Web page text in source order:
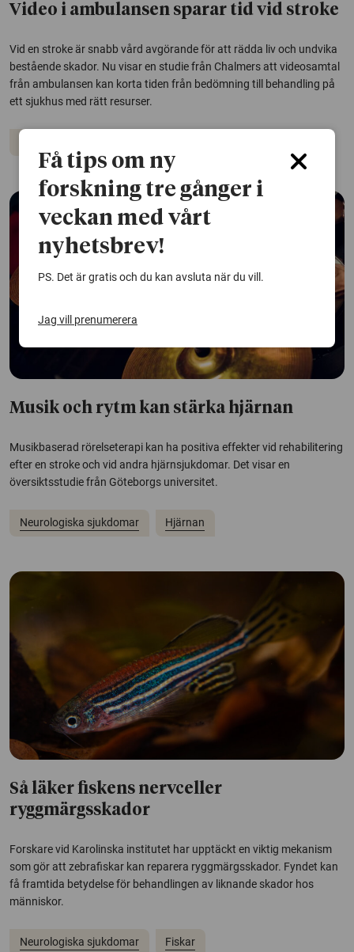
Video i ambulansen sparar tid vid stroke
Vid en stroke är snabb vård avgörande för att rädda liv och undvika
bestående skador. Nu visar en studie från Chalmers att videosamtal
från ambulansen kan korta tiden från bedömning till behandling på
ett sjukhus med rätt resurser.
Musik och rytm kan stärka hjärnan
Musikbaserad rörelseterapi kan ha positiva effekter vid rehabilitering
efter en stroke och vid andra hjärnsjukdomar. Det visar en
översiktsstudie från Göteborgs universitet.
Neurologiska sjukdomar Hjärnan
Så läker fiskens nervceller
ryggmärgsskador
Forskare vid Karolinska institutet har upptäckt en viktig mekanism
som gör att zebrafiskar kan reparera ryggmärgsskador. Fyndet kan
få framtida betydelse för behandlingen av liknande skador hos
människor.
Neurologiska sjukdomar Fiskar
Få tips om ny
forskning tre gånger i
veckan med vårt
nyhetsbrev!
PS. Det är gratis och du kan avsluta när du vill.
Jag vill prenumerera